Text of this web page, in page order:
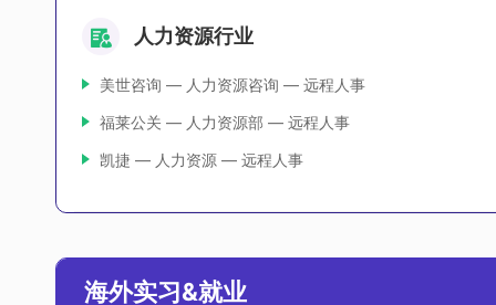
人力资源行业
美世咨询 — 人力资源咨询 — 远程人事
福莱公关 — 人力资源部 — 远程人事
凯捷 — 人力资源 — 远程人事
海外实习&就业